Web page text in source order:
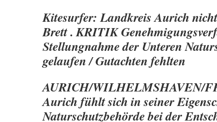
Kitesurfer: Landkreis Aurich
Brett . KRITIK
Stellungnahme der Unteren
gelaufen / Gutachten fehlten
AURICH/WILHELMSHAVEN/
Aurich fühlt sich in seiner
Naturschutzbehörde bei der